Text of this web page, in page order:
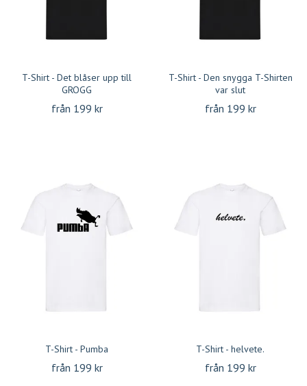
T-Shirt - Det blåser upp till
GROGG
från 199 kr
T-Shirt - Den snygga T-Shirten
var slut
från 199 kr
T-Shirt - Pumba
från 199 kr
T-Shirt - helvete.
från 199 kr